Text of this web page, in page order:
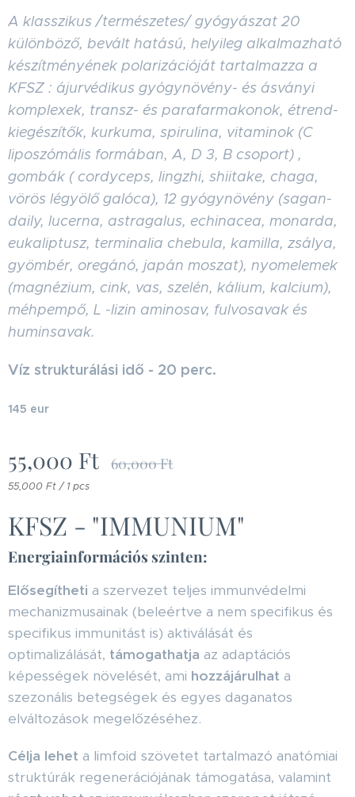
A klasszikus /természetes/ gyógyászat 20
különböző, bevált hatású, helyileg alkalmazható
készítményének polarizációját tartalmazza a
KFSZ : ájurvédikus gyógynövény- és ásványi
komplexek, transz- és parafarmakonok, étrend-
kiegészítők, kurkuma, spirulina, vitaminok (C
liposzómális formában, A, D 3, B csoport) ,
gombák ( cordyceps, lingzhi, shiitake, chaga,
vörös légyölő galóca), 12 gyógynövény (sagan-
daily, lucerna, astragalus, echinacea, monarda,
eukaliptusz, terminalia chebula, kamilla, zsálya,
gyömbér, oregánó, japán moszat), nyomelemek
(magnézium, cink, vas, szelén, kálium, kalcium),
méhpempő, L -lizin aminosav, fulvosavak és
huminsavak.
Víz strukturálási idő - 20 perc.
145 eur
55,000 Ft 60,000Ft
55,000 Ft / 1 pcs
KFSZ - "IMMUNIUM"
Energiainformációs szinten:
Elősegítheti a szervezet teljes immunvédelmi
mechanizmusainak (beleértve a nem specifikus és
specifikus immunitást is) aktiválását és
optimalizálását, támogathatja az adaptációs
képességek növelését, ami hozzájárulhat a
szezonális betegségek és egyes daganatos
elváltozások megelőzéséhez.
Célja lehet a limfoid szövetet tartalmazó anatómiai
struktúrák regenerációjának támogatása, valamint